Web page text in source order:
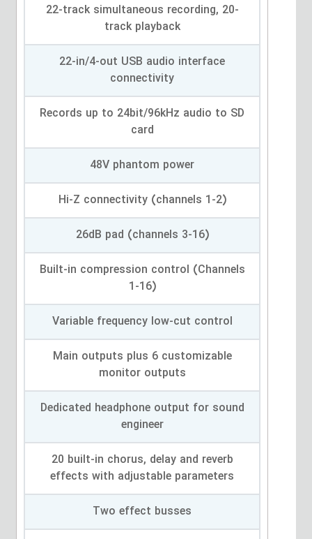
22-track simultaneous recording, 20-
track playback
22-in/4-out USB audio interface
connectivity
Records up to 24bit/96kHz audio to SD
card
48V phantom power
Hi-Z connectivity (channels 1-2)
26dB pad (channels 3-16)
Built-in compression control (Channels
1-16)
Variable frequency low-cut control
Main outputs plus 6 customizable
monitor outputs
Dedicated headphone output for sound
engineer
20 built-in chorus, delay and reverb
effects with adjustable parameters
Two effect busses